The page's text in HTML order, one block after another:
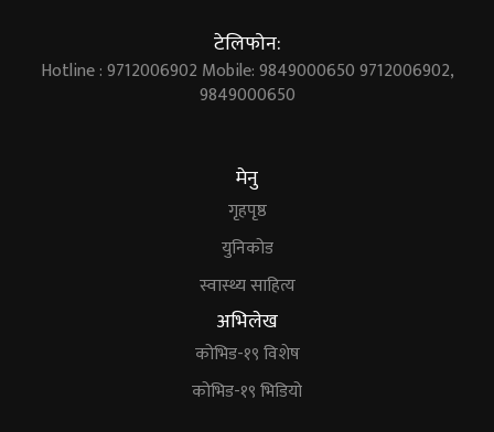
टेलिफोन:
Hotline : 9712006902 Mobile: 9849000650 9712006902,
9849000650
मेनु
गृहपृष्ठ
युनिकोड
स्वास्थ्य साहित्य
अभिलेख
कोभिड-१९ विशेष
कोभिड-१९ भिडियो